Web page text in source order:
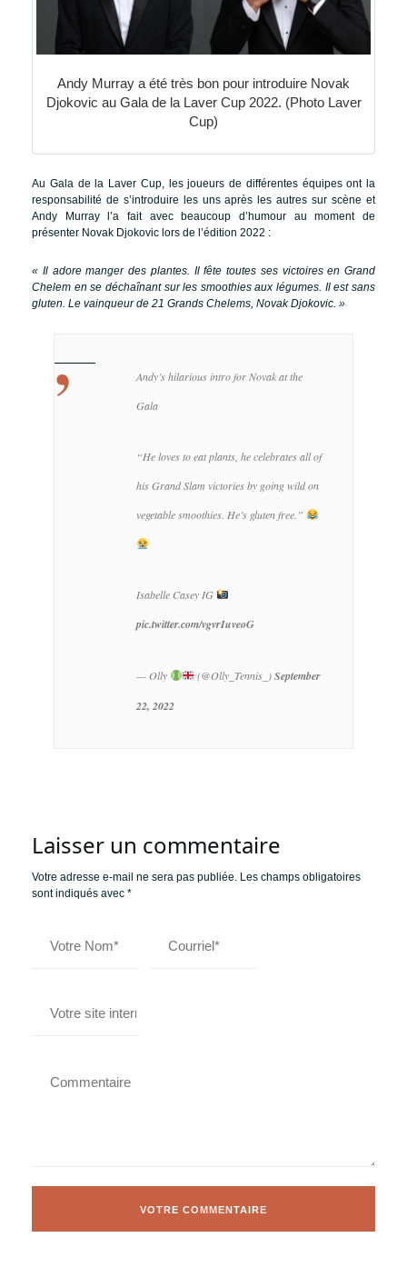
Andy Murray a été très bon pour introduire Novak
Djokovic au Gala de la Laver Cup 2022. (Photo Laver
Cup)
Au Gala de la Laver Cup, les joueurs de différentes équipes ont la
responsabilité de s’introduire les uns après les autres sur scène et
Andy Murray l’a fait avec beaucoup d’humour au moment de
présenter Novak Djokovic lors de l’édition 2022 :
« Il adore manger des plantes. Il fête toutes ses victoires en Grand
Chelem en se déchaînant sur les smoothies aux légumes. Il est sans
gluten. Le vainqueur de 21 Grands Chelems, Novak Djokovic. »
Andy’s hilarious intro for Novak at the
Gala
“He loves to eat plants, he celebrates all of
his Grand Slam victories by going wild on
vegetable smoothies. He’s gluten free.”
Isabelle Casey IG
pic.twitter.com/vgvrIuveoG
— Olly (@Olly_Tennis_)September
22, 2022
Laisser un commentaire
Votre adresse e-mail ne sera pas publiée. Les champs obligatoires
sont indiqués avec *